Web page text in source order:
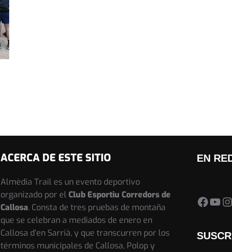
ACERCA DE ESTE SITIO
Almèdia Trail es un evento deportivo
organizado por elClub Esportiu Corredors de
Callosa. Consta de tres pruebas de montaña
que se celebran a mediados de enero en
Callosa d’en Sarrià, y que transcurren por los
términos municipales de Callosa, Polop y
EN
Facebook Almedia Trail